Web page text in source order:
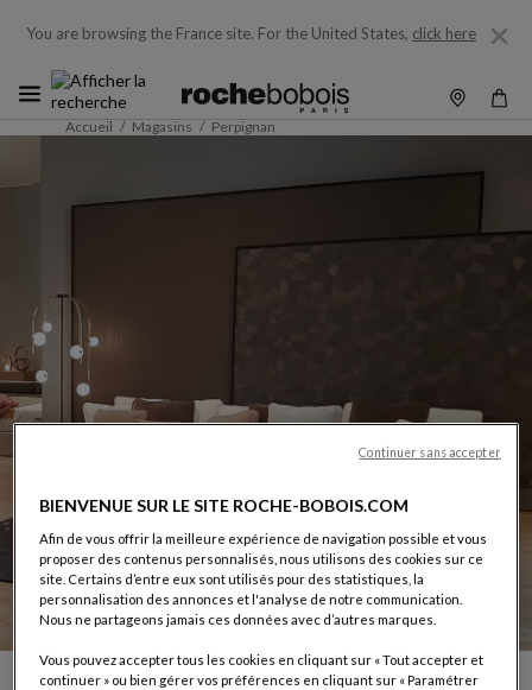
You are browsing the France site. For the United States, click here
Accueil Magasins Perpignan
BIENVENUE SUR LE SITE ROCHE-BOBOIS.COM
Afin de vous offrir la meilleure expérience de navigation possible et vous
proposer des contenus personnalisés, nous utilisons des cookies sur ce
site. Certains d’entre eux sont utilisés pour des statistiques, la
personnalisation des annonces et l'analyse de notre communication.
Nous ne partageons jamais ces données avec d’autres marques.
Vous pouvez accepter tous les cookies en cliquant sur « Tout accepter et
continuer » ou bien gérer vos préférences en cliquant sur « Paramétrer
Continuer sans accepter